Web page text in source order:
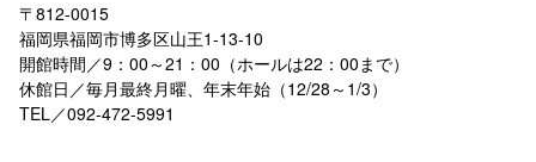
〒812-0015
福岡県福岡市博多区山王1-13-10
開館時間／9：00～21：00（ホールは22：00まで）
休館日／毎月最終月曜、年末年始（12/28～1/3）
TEL／092-472-5991